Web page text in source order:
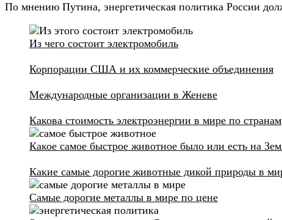
По мнению Путина, энергетическая политика России
Из чего состоит электромобиль
Корпорации США и их коммерческие объединения
Международные организации в Женеве
Какова стоимость электроэнергии в мире по странам
Какое самое быстрое животное было или есть на
Какие самые дорогие животные дикой природы в
Самые дорогие металлы в мире по цене